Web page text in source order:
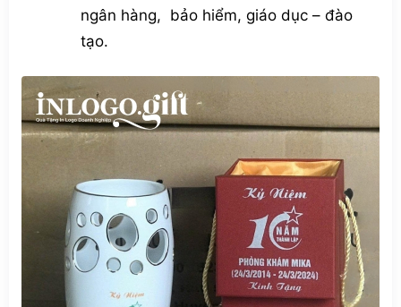
ngân hàng, bảo hiểm, giáo dục – đào
tạo.